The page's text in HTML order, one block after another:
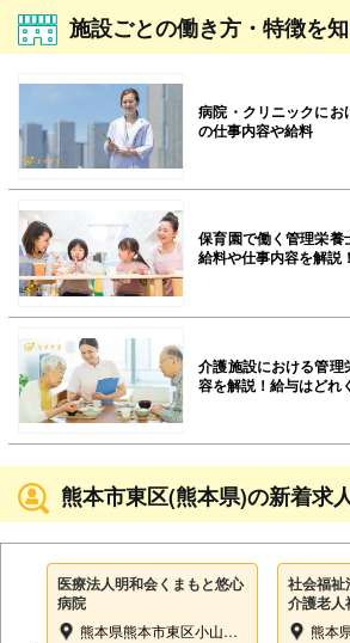
施設ごとの働き方・特徴を
病院・クリニックに
の仕事内容や給料
保育園で働く管理栄養
給料や仕事内容を解説！
介護施設における管
容を解説！給与はどれ
熊本市東区(熊本県)の新着求
医療法人明和会くまもと悠心
病院
熊本県熊本市東区小山町1808-2
社会福祉
介護老人